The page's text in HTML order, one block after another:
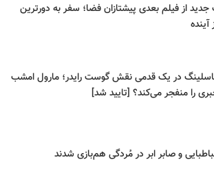
جدید از فیلم بعدی پیشتازان فضا؛ سفر به دورترین
آینده
در یک قدمی نقش گوست رایدر؛ مارول امشب
را منفجر می‌کند؟ [تایید شد]
و صابر ابر در مُردگی هم‌بازی شدند